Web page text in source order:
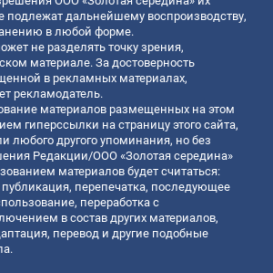
подлежат дальнейшему воспроизводству,
в любой форме.
не разделять точку зрения,
материале. За достоверность
в рекламных материалах,
рекламодатель.
материалов размещенных на этом
гиперссылки на страницу этого сайта,
любого другого упоминания, но без
Редакции/ООО «Золотая середина»
материалов будет считаться:
перепечатка, последующее
переработка с
в состав других материалов,
перевод и другие подобные